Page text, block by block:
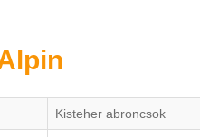
Kisteher abroncsok